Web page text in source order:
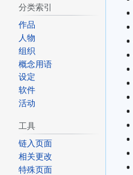
分类索引
作品
人物
组织
概念用语
设定
软件
活动
工具
链入页面
相关更改
特殊页面